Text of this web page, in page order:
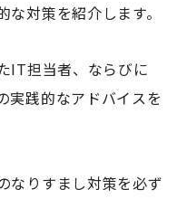
対策を紹介します。
IT担当者、ならびに
実践的なアドバイスを
なりすまし対策を必ず